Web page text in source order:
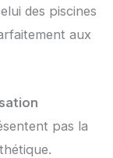
des piscines
aux
pas la